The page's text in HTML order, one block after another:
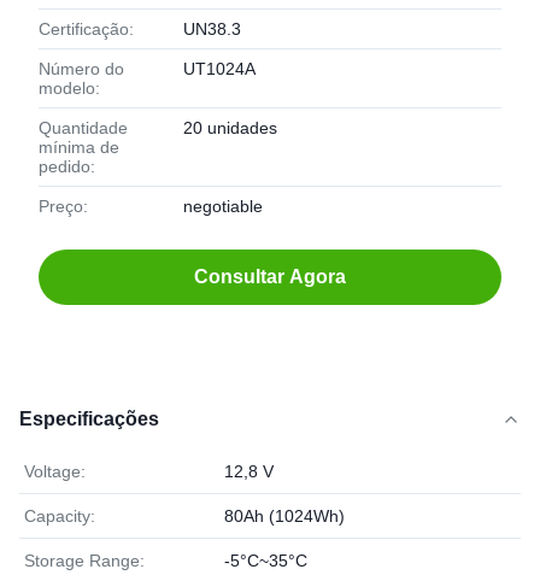
Certificação: UN38.3
Número do
modelo:
UT1024A
Quantidade
mínima de
pedido:
20 unidades
Preço: negotiable
Consultar Agora
Especificações
Voltage: 12,8 V
Capacity: 80Ah (1024Wh)
Storage Range: -5°C~35°C